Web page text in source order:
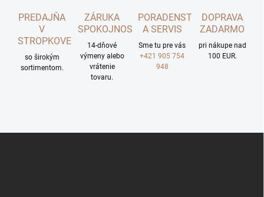
PREDAJŇA
V
STROPKOVE
so širokým
sortimentom.
ZÁRUKA
SPOKOJNOSTI
14-dňové
výmeny alebo
vrátenie
tovaru.
PORADENSTVO
A SERVIS
Sme tu pre vás
+421 905 754
948
DOPRAVA
ZADARMO
pri nákupe nad
100 EUR.